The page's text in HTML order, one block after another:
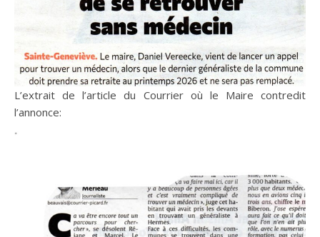
L’extrait de l’article du Courrier où le Maire contredit
l’annonce: